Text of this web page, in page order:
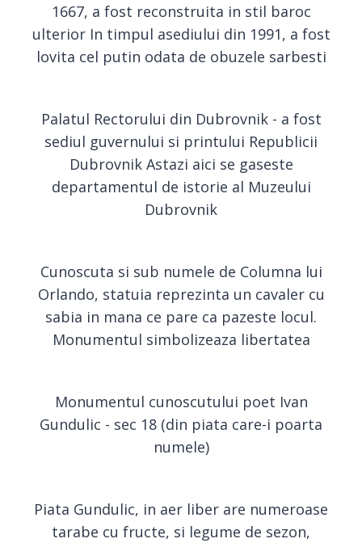
1667, a fost reconstruita in stil baroc
ulterior In timpul asediului din 1991, a fost
lovita cel putin odata de obuzele sarbesti
Palatul Rectorului din Dubrovnik - a fost
sediul guvernului si printului Republicii
Dubrovnik Astazi aici se gaseste
departamentul de istorie al Muzeului
Dubrovnik
Cunoscuta si sub numele de Columna lui
Orlando, statuia reprezinta un cavaler cu
sabia in mana ce pare ca pazeste locul.
Monumentul simbolizeaza libertatea
Monumentul cunoscutului poet Ivan
Gundulic - sec 18 (din piata care-i poarta
numele)
Piata Gundulic, in aer liber are numeroase
tarabe cu fructe, si legume de sezon,